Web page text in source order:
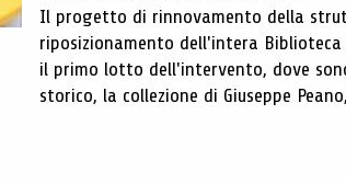
Il progetto di rinnovamento della
riposizionamento dell'intera
il primo lotto dell'intervento, dove
storico, la collezione di Giuseppe